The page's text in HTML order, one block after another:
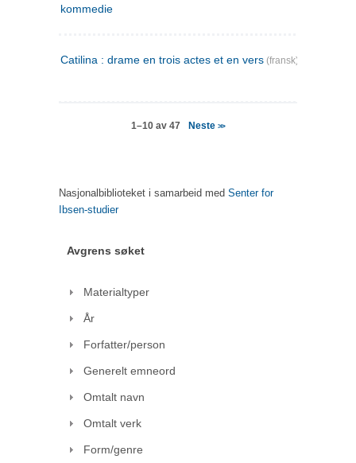
kommedie
Catilina : drame en trois actes et en vers (fransk)
1–10 av 47 Neste>>
Nasjonalbiblioteket i samarbeid med Senter for
Ibsen-studier
Avgrens søket
Materialtyper
År
Forfatter/person
Generelt emneord
Omtalt navn
Omtalt verk
Form/genre